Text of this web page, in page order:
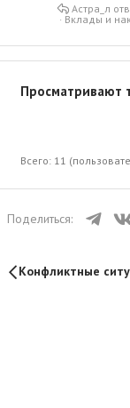
Вклады и
Астра_л
Просматривают
Всего: 11
Поделиться:
Конфликтные